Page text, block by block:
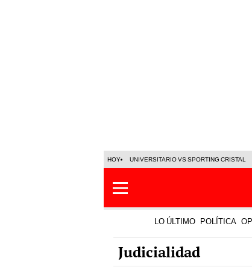
HOY UNIVERSITARIO VS SPORTING CRISTAL
LO ÚLTIMO POLÍTICA
Judicialidad